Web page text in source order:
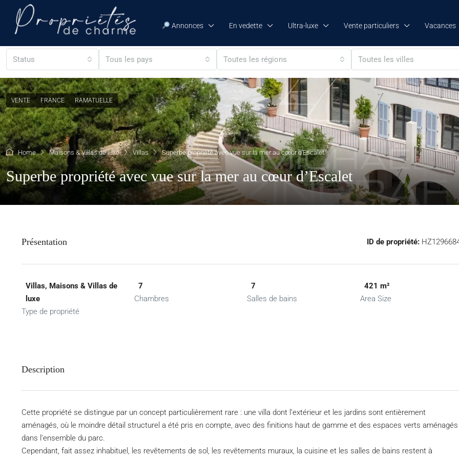
Annonces En vedette Ultra-luxe Vente particuliers Vacances
Status Tous les pays Toutes les régions Toutes les villes
VENTE FRANCE RAMATUELLE
Home Maisons & Villas de luxe Villas Superbe propriété avec vue sur la mer au cœur d’Escalet
Superbe propriété avec vue sur la mer au cœur d’Escalet
Présentation ID de propriété:
Villas, Maisons & Villas de
luxe
Type de propriété
7
Chambres
7
Salles de bains
421 m²
Area Size
Description
Cette propriété se distingue par un concept particulièrement rare : une villa dont l’extérieur et les jardins sont entièrement
aménagés, où le moindre détail structurel a été pris en compte, avec des finitions haut de gamme et des espaces verts aménagés
dans l’ensemble du parc.
Cependant, fait assez inhabituel, les revêtements de sol, les revêtements muraux, la cuisine et les salles de bains restent à